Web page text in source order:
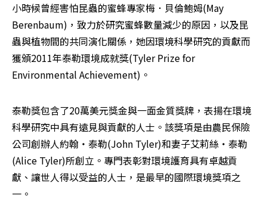
小時候曾經害怕昆蟲的蜜蜂專家梅．貝倫鮑姆(May
Berenbaum)，致力於研究蜜蜂數量減少的原因，以及昆
蟲與植物間的共同演化關係，她因環境科學研究的貢獻而
獲頒2011年泰勒環境成就獎(Tyler Prize for
Environmental Achievement)。
泰勒獎包含了20萬美元獎金與一面金質獎牌，表揚在環境
科學研究中具有遠見與貢獻的人士。該獎項是由農民保險
公司創辦人約翰‧泰勒(John Tyler)和妻子艾莉絲‧泰勒
(Alice Tyler)所創立。專門表彰對環境護育具有卓越貢
獻、讓世人得以受益的人士，是最早的國際環境獎項之
一。